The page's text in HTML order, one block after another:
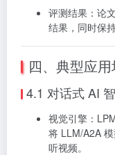
评测结果：论
结果，同时保
四、典型应
4.1 对话式 AI
视觉引擎：
将 LLM/A2A
听视频。